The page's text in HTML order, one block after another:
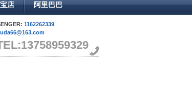
店 阿里巴巴
1162262339